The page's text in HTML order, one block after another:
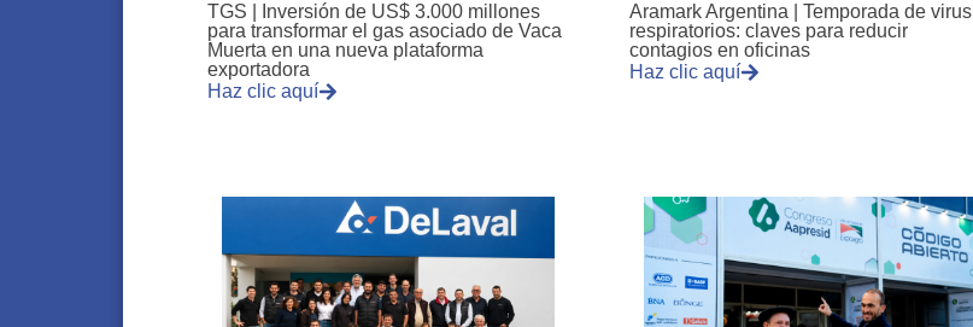
TGS | Inversión de US$ 3.000 millones
para transformar el gas asociado de Vaca
Muerta en una nueva plataforma
exportadora
Haz clic aquí
Aramark Argentina | Temporada de virus
respiratorios: claves para reducir
contagios en oficinas
Haz clic aquí